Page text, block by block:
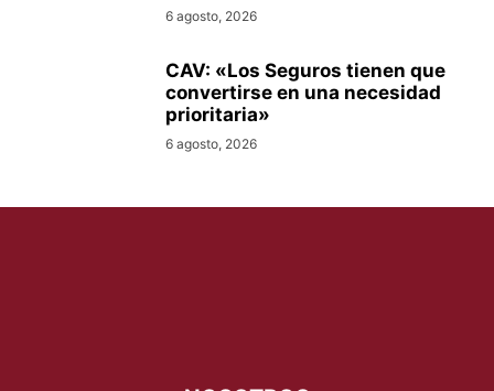
6 agosto, 2026
CAV: «Los Seguros tienen que
convertirse en una necesidad
prioritaria»
6 agosto, 2026